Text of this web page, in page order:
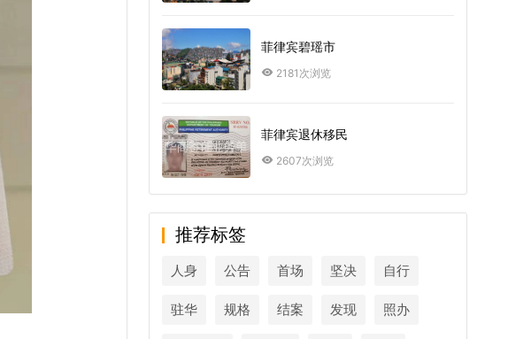
菲律宾碧瑶市
2181次浏览
菲律宾退休移民
2607次浏览
推荐标签
人身 公告 首场 坚决 自行
驻华 规格 结案 发现 照办